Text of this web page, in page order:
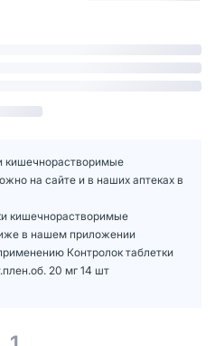
кишечнорастворимые
на сайте и в наших аптеках в
кишечнорастворимые
в нашем приложении
Контролок таблетки
20 мг 14 шт